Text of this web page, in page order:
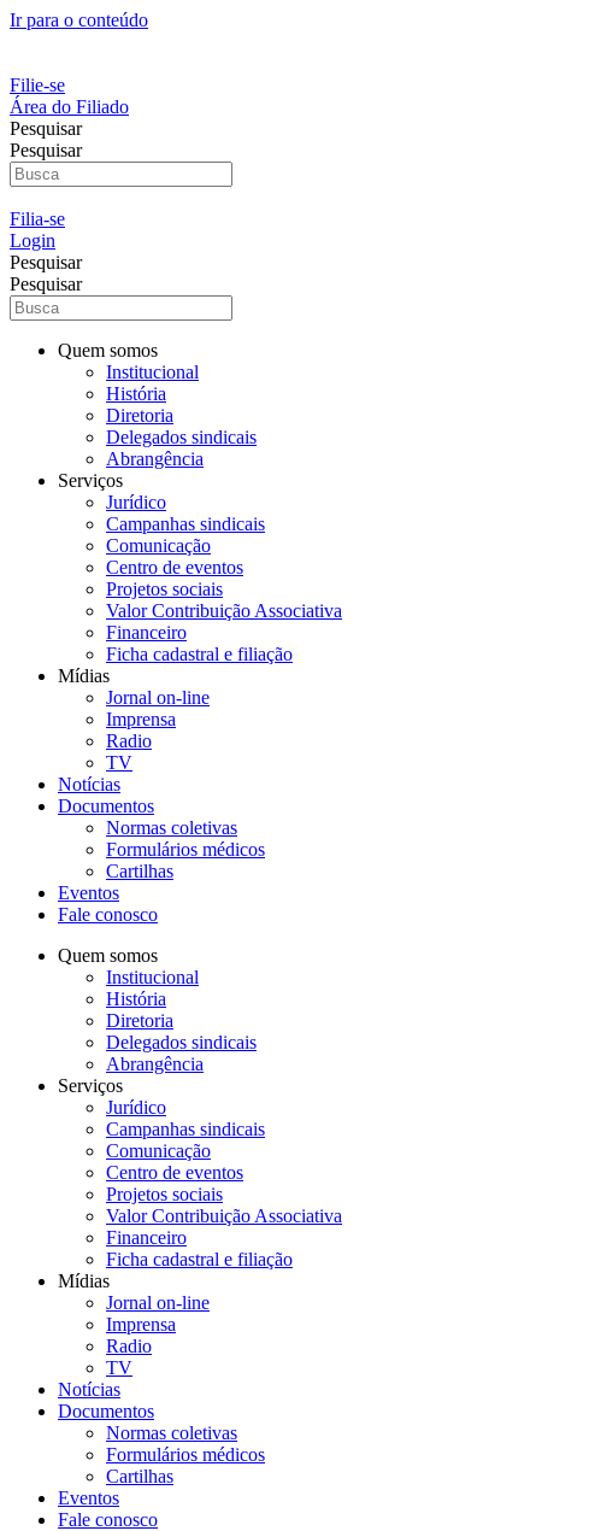
Ir para o conteúdo
Filie-se
Área do Filiado
Pesquisar
Pesquisar
Filia-se
Login
Pesquisar
Pesquisar
Quem somos
Institucional
História
Diretoria
Delegados sindicais
Abrangência
Serviços
Jurídico
Campanhas sindicais
Comunicação
Centro de eventos
Projetos sociais
Valor Contribuição Associativa
Financeiro
Ficha cadastral e filiação
Mídias
Jornal on-line
Imprensa
Radio
TV
Notícias
Documentos
Normas coletivas
Formulários médicos
Cartilhas
Eventos
Fale conosco
Quem somos
Institucional
História
Diretoria
Delegados sindicais
Abrangência
Serviços
Jurídico
Campanhas sindicais
Comunicação
Centro de eventos
Projetos sociais
Valor Contribuição Associativa
Financeiro
Ficha cadastral e filiação
Mídias
Jornal on-line
Imprensa
Radio
TV
Notícias
Documentos
Normas coletivas
Formulários médicos
Cartilhas
Eventos
Fale conosco